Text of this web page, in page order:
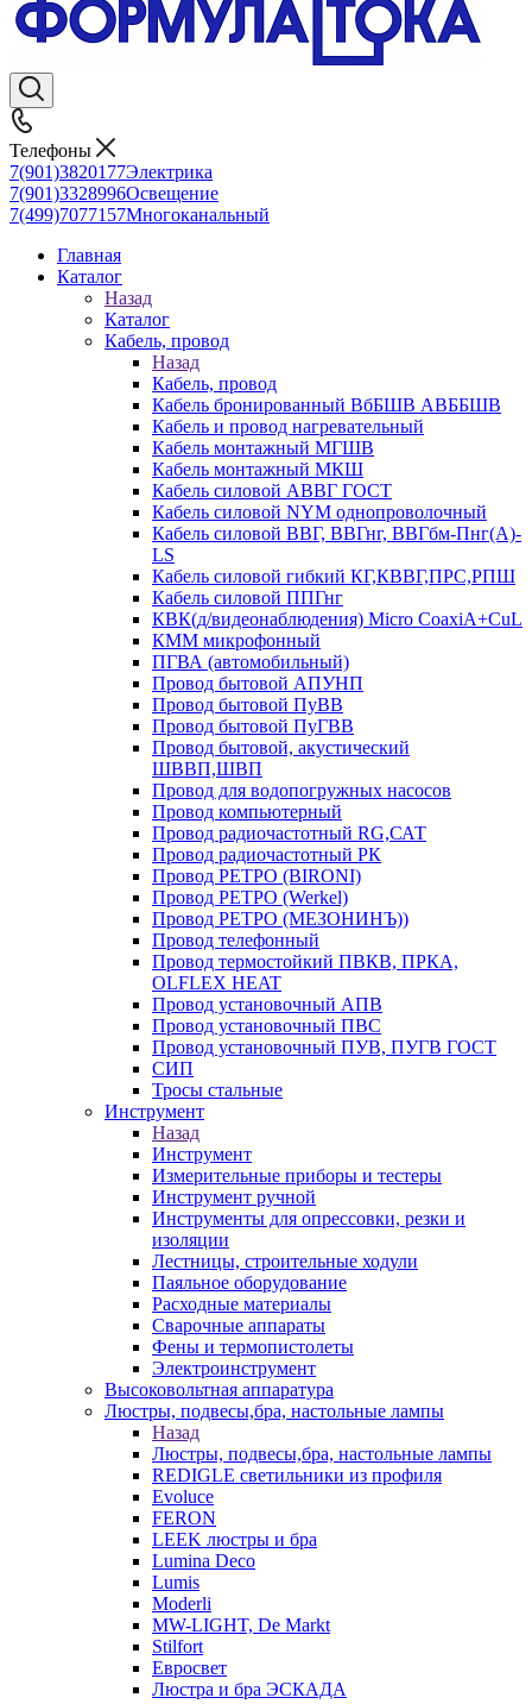
Телефоны
7(901)3820177Электрика
7(901)3328996Освещение
7(499)7077157Многоканальный
Главная
Каталог
Назад
Каталог
Кабель, провод
Назад
Кабель, провод
Кабель бронированный ВбБШВ АВББШВ
Кабель и провод нагревательный
Кабель монтажный МГШВ
Кабель монтажный МКШ
Кабель силовой АВВГ ГОСТ
Кабель силовой NYM однопроволочный
Кабель силовой ВВГ, ВВГнг, ВВГбм-Пнг(А)-
LS
Кабель силовой гибкий КГ,КВВГ,ПРС,РПШ
Кабель силовой ППГнг
КВК(д/видеонаблюдения) Micro CoaxiA+CuL
КММ микрофонный
ПГВА (автомобильный)
Провод бытовой АПУНП
Провод бытовой ПуВВ
Провод бытовой ПуГВВ
Провод бытовой, акустический
ШВВП,ШВП
Провод для водопогружных насосов
Провод компьютерный
Провод радиочастотный RG,САТ
Провод радиочастотный РК
Провод РЕТРО (BIRONI)
Провод РЕТРО (Werkel)
Провод РЕТРО (МЕЗОНИНЪ))
Провод телефонный
Провод термостойкий ПВКВ, ПРКА,
OLFLEX HEAT
Провод установочный АПВ
Провод установочный ПВС
Провод установочный ПУВ, ПУГВ ГОСТ
СИП
Тросы стальные
Инструмент
Назад
Инструмент
Измерительные приборы и тестеры
Инструмент ручной
Инструменты для опрессовки, резки и
изоляции
Лестницы, строительные ходули
Паяльное оборудование
Расходные материалы
Сварочные аппараты
Фены и термопистолеты
Электроинструмент
Высоковольтная аппаратура
Люстры, подвесы,бра, настольные лампы
Назад
Люстры, подвесы,бра, настольные лампы
REDIGLE светильники из профиля
Evoluce
FERON
LEEK люстры и бра
Lumina Deco
Lumis
Moderli
MW-LIGHT, De Markt
Stilfort
Евросвет
Люстра и бра ЭСКАДА